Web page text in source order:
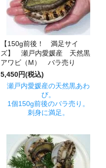
【150g前後！ 満足サイ
ズ】 瀬戸内愛媛産 天然黒
アワビ（M） バラ売り
5,450円(税込)
瀬戸内愛媛産の天然黒あわ
び。
1個150g前後のバラ売り。
刺身に満足。